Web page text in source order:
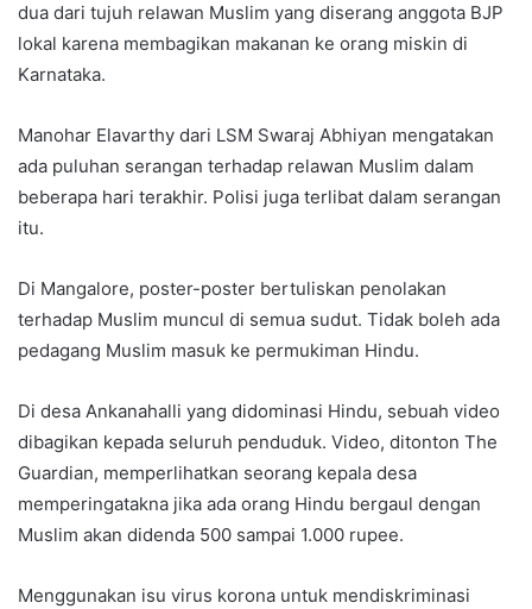
dua dari tujuh relawan Muslim yang diserang anggota BJP
lokal karena membagikan makanan ke orang miskin di
Karnataka.
Manohar Elavarthy dari LSM Swaraj Abhiyan mengatakan
ada puluhan serangan terhadap relawan Muslim dalam
beberapa hari terakhir. Polisi juga terlibat dalam serangan
itu.
Di Mangalore, poster-poster bertuliskan penolakan
terhadap Muslim muncul di semua sudut. Tidak boleh ada
pedagang Muslim masuk ke permukiman Hindu.
Di desa Ankanahalli yang didominasi Hindu, sebuah video
dibagikan kepada seluruh penduduk. Video, ditonton The
Guardian, memperlihatkan seorang kepala desa
memperingatakna jika ada orang Hindu bergaul dengan
Muslim akan didenda 500 sampai 1.000 rupee.
Menggunakan isu virus korona untuk mendiskriminasi